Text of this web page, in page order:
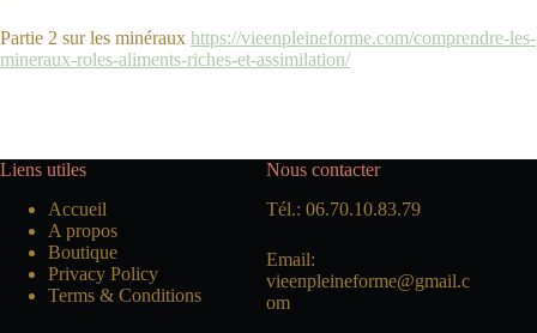
Partie 2 sur les minéraux https://vieenpleineforme.com/comprendre-les-
mineraux-roles-aliments-riches-et-assimilation/
Liens utiles
Accueil
A propos
Boutique
Privacy Policy
Terms & Conditions
Nous contacter
Tél.: 06.70.10.83.79
Email:
vieenpleineforme@gmail.c
om